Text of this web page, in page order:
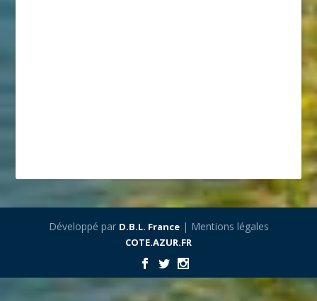
Développé par D.B.L. France| Mentions légales
COTE.AZUR.FR